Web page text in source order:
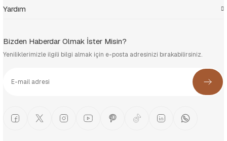
Yardım
Bizden Haberdar Olmak İster Misin?
Yeniliklerimizle ilgili bilgi almak için e-posta adresinizi bırakabilirsiniz.